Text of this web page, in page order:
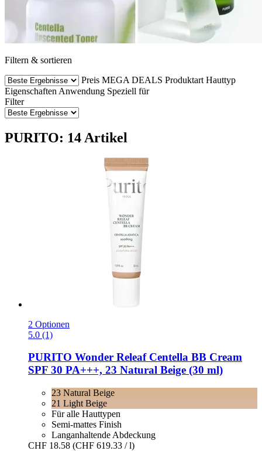
Filtern & sortieren
Preis MEGA DEALS Produktart Hauttyp
Eigenschaften Anwendung Speziell für
Filter
PURITO: 14 Artikel
2 Optionen
5.0 (1)
PURITO Wonder Releaf Centella BB Cream
SPF 30 PA+++, 23 Natural Beige (30 ml)
23 Natural Beige
21 Light Beige
Für alle Hauttypen
Semi-mattes Finish
Langanhaltende Abdeckung
CHF 18.58 (CHF 619.33 / l)